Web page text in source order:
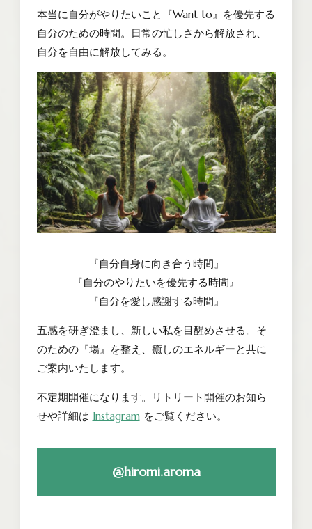
本当に自分がやりたいこと『Want to』を優先する
自分のための時間。日常の忙しさから解放され、
自分を自由に解放してみる。
『自分自身に向き合う時間』
『自分のやりたいを優先する時間』
『自分を愛し感謝する時間』
五感を研ぎ澄まし、新しい私を目醒めさせる。そ
のための『場』を整え、癒しのエネルギーと共に
ご案内いたします。
不定期開催になります。リトリート開催のお知ら
せや詳細は Instagramをご覧ください。
@hiromi.aroma